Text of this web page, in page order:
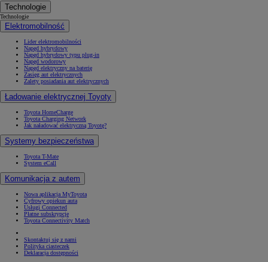
Technologie
Technologie
Elektromobilność
Lider elektromobilności
Napęd hybrydowy
Napęd hybrydowy typu plug-in
Napęd wodorowy
Napęd elektryczny na baterię
Zasięg aut elektrycznych
Zalety posiadania aut elektrycznych
Ładowanie elektrycznej Toyoty
Toyota HomeCharge
Toyota Charging Network
Jak naładować elektryczną Toyotę?
Systemy bezpieczeństwa
Toyota T-Mate
System eCall
Komunikacja z autem
Nowa aplikacja MyToyota
Cyfrowy opiekun auta
Usługi Connected
Płatne subskrypcje
Toyota Connectivity Match
Skontaktuj się z nami
Polityka ciasteczek
Deklaracja dostępności